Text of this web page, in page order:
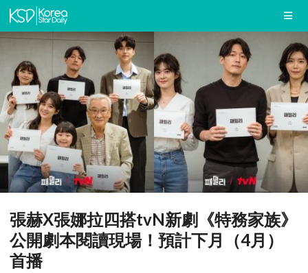
張赫X張娜拉四搭tvN新劇《特務家族》
公開劇本閱讀現場！預計下月（4月）
首播